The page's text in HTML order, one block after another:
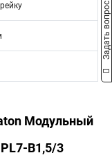
Модульный
B1,5/3
Задать вопрос